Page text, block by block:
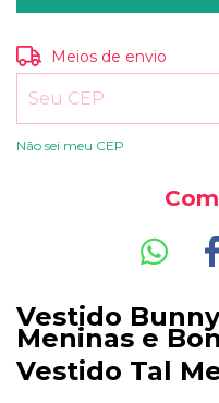
Entregas para o CEP:
Meios de envio
Não sei meu CEP
Vestido
Meninas e
Vestido Tal